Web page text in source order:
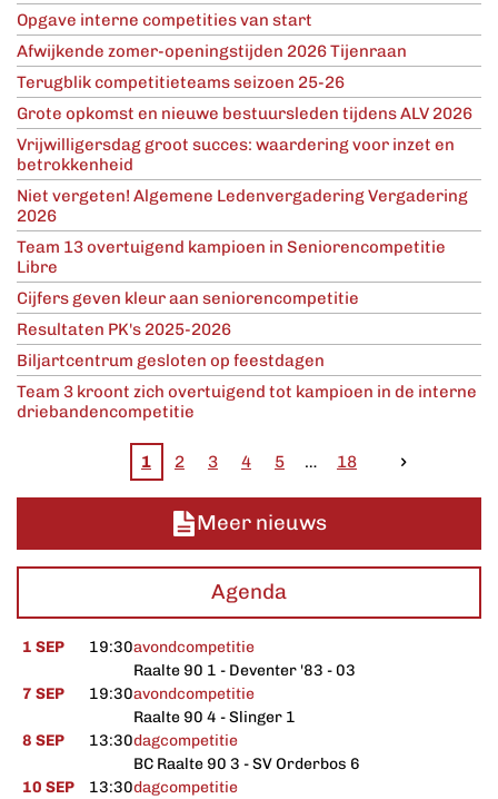
Opgave interne competities van start
Afwijkende zomer-openingstijden 2026 Tijenraan
Terugblik competitieteams seizoen 25-26
Grote opkomst en nieuwe bestuursleden tijdens ALV 2026
Vrijwilligersdag groot succes: waardering voor inzet en
betrokkenheid
Niet vergeten! Algemene Ledenvergadering Vergadering
2026
Team 13 overtuigend kampioen in Seniorencompetitie
Libre
Cijfers geven kleur aan seniorencompetitie
Resultaten PK's 2025-2026
Biljartcentrum gesloten op feestdagen
Team 3 kroont zich overtuigend tot kampioen in de interne
driebandencompetitie
1 2 3 4 5 18
Meer nieuws
Agenda
1 SEP 19:30avondcompetitie
Raalte 90 1 - Deventer '83 - 03
7 SEP
19:30avondcompetitie
Raalte 90 4 - Slinger 1
8 SEP
13:30dagcompetitie
BC Raalte 90 3 - SV Orderbos 6
10 SEP
13:30dagcompetitie